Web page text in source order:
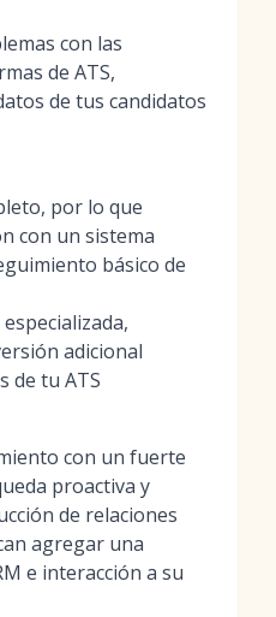
con las
de ATS,
de tus candidatos
por lo que
con un sistema
básico de
adicional
de tu ATS
con un fuerte
proactiva y
de relaciones
agregar una
e interacción a su